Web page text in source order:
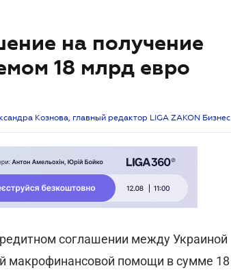
на получение
18 млрд евро
Кознова, главный редактор LIGA ZAKON Бизнес
соглашении между Украиной
макрофинансовой помощи в сумме 18